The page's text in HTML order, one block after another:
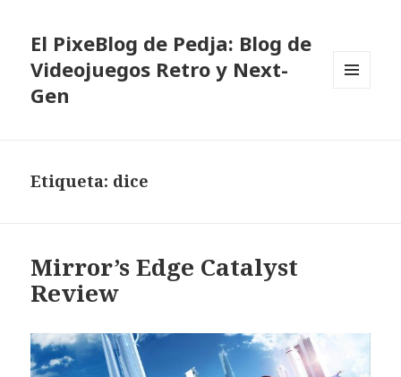
El PixeBlog de Pedja: Blog de
Videojuegos Retro y Next-
Gen
Etiqueta: dice
Mirror’s Edge Catalyst
Review